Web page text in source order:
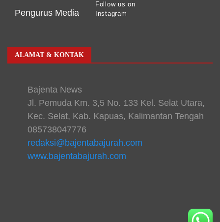
Pengurus Media
Follow us on
Instagram
ALAMAT & KONTAK
Bajenta News
Jl. Pemuda Km. 3,5 No. 133 Kel. Selat Utara,
Kec. Selat, Kab. Kapuas, Kalimantan Tengah
085738047776
redaksi@bajentabajurah.com
www.bajentabajurah.com